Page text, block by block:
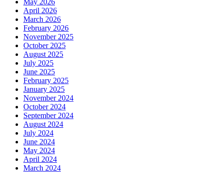
May 2026
April 2026
March 2026
February 2026
November 2025
October 2025
August 2025
July 2025
June 2025
February 2025
January 2025
November 2024
October 2024
September 2024
August 2024
July 2024
June 2024
May 2024
April 2024
March 2024